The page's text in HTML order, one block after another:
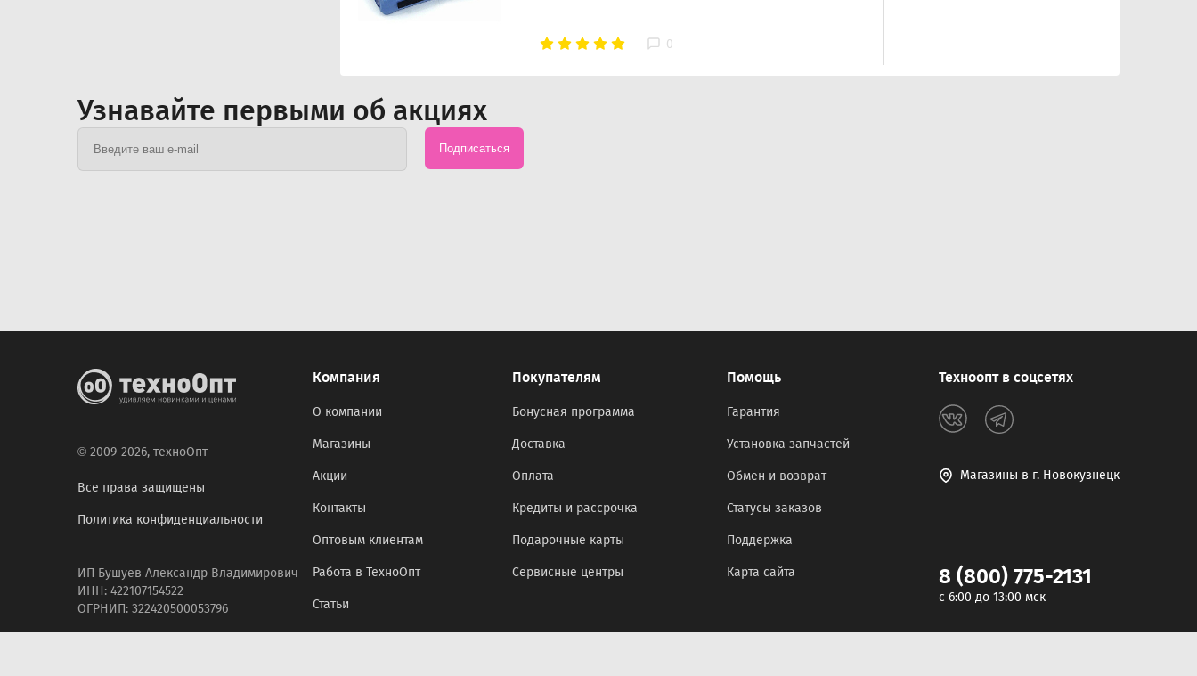
0
Узнавайте первыми об акциях
Подписаться
© 2009-2026, техноОпт
Все права защищены
Политика конфиденциальности
ИП Бушуев Александр Владимирович
ИНН: 422107154522
ОГРНИП: 322420500053796
Компания
О компании
Магазины
Акции
Контакты
Оптовым клиентам
Работа в ТехноОпт
Статьи
Покупателям
Бонусная программа
Доставка
Оплата
Кредиты и рассрочка
Подарочные карты
Сервисные центры
Помощь
Гарантия
Установка запчастей
Обмен и возврат
Статусы заказов
Поддержка
Карта сайта
Техноопт в соцсетях
Магазины в г. Новокузнецк
8 (800) 775-2131
c 6:00 до 13:00 мск